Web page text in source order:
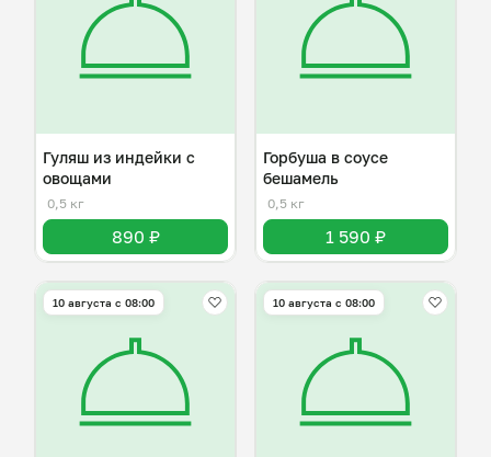
Гуляш из индейки с
овощами
0,5 кг
890 ₽
Горбуша в соусе
бешамель
0,5 кг
1 590 ₽
10 августа с 08:00 10 августа с 08:00